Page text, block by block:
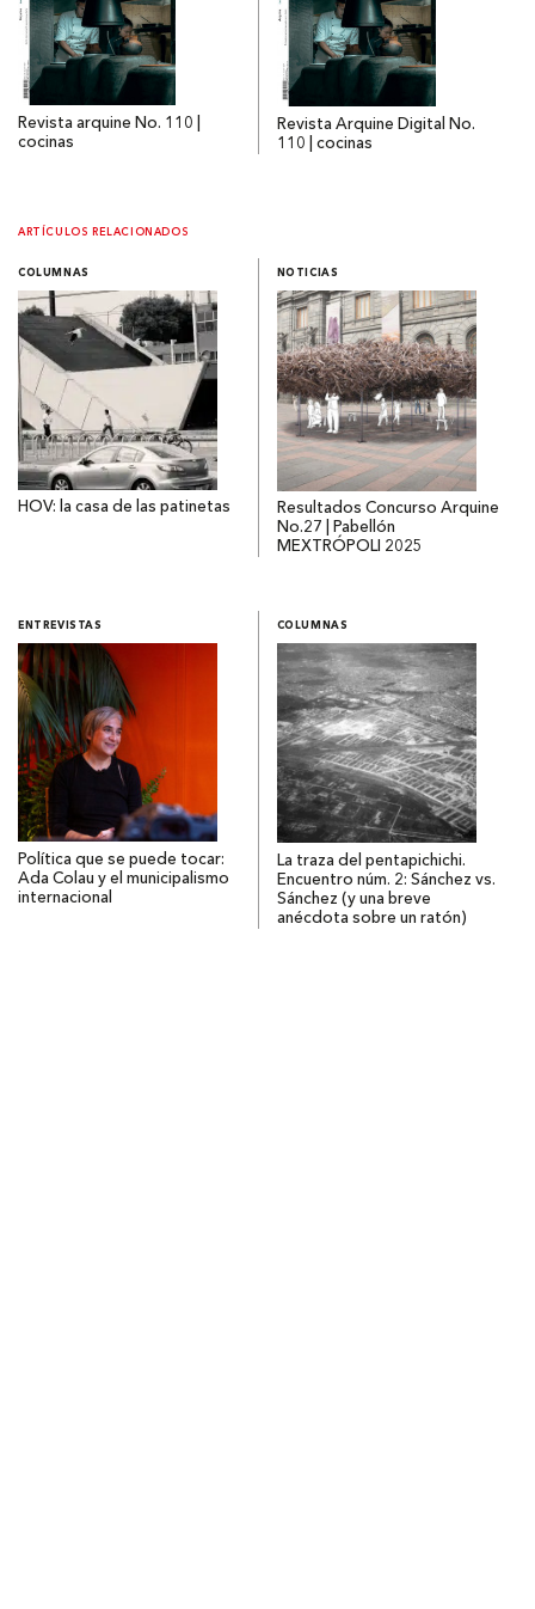
Revista arquine No. 110 |
cocinas
Revista Arquine Digital No.
110 | cocinas
ARTÍCULOS RELACIONADOS
COLUMNAS
HOV: la casa de las patinetas
NOTICIAS
Resultados Concurso Arquine
No.27 | Pabellón
MEXTRÓPOLI 2025
ENTREVISTAS
Política que se puede tocar:
Ada Colau y el municipalismo
internacional
COLUMNAS
La traza del pentapichichi.
Encuentro núm. 2: Sánchez vs.
Sánchez (y una breve
anécdota sobre un ratón)